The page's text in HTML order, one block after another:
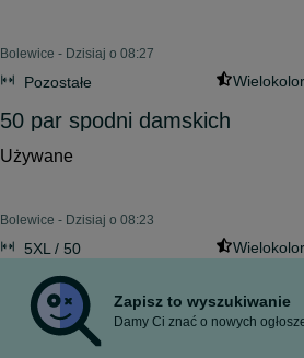
Bolewice - Dzisiaj o 08:27
Pozostałe
50 par spodni damskich
Używane
Bolewice - Dzisiaj o 08:23
5XL / 50
Zapisz to wyszukiwanie
Damy Ci znać o nowych